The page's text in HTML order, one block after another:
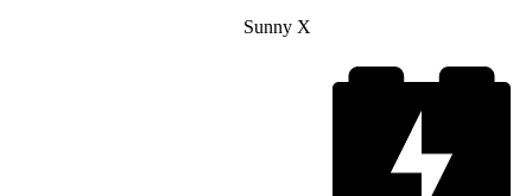
Sunny X